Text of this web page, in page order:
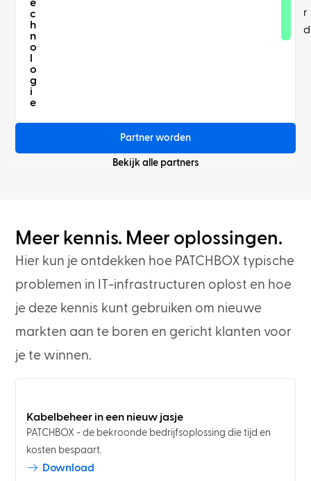
e
c
h
n
o
o
g
i
e
r
d
Partner worden
Bekijk alle partners
Meer kennis. Meer oplossingen.
Hier kun je ontdekken hoe PATCHBOX typische
problemen in IT-infrastructuren oplost en hoe
je deze kennis kunt gebruiken om nieuwe
markten aan te boren en gericht klanten voor
je te winnen.
Kabelbeheer in een nieuw jasje
PATCHBOX - de bekroonde bedrijfsoplossing die tijd en
kosten bespaart.
Download